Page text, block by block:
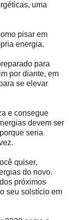
uma
pisar em
energia.
para
por diante, em
se elevar
e consegue
devem ser
seria
quiser,
do novo.
próximos
seu solstício em